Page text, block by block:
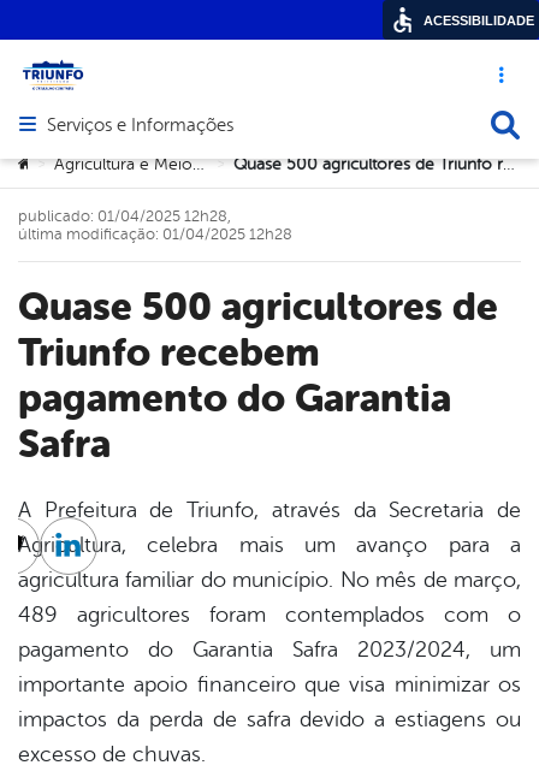
Acesso
Abrir menu principal de navegação
Serviços e Informações
Você está aqui:
> Agricultura e Meio Ambiente > Quase 500 agricultores de Triunfo recebem pagamento do Garantia Safra
Quase 500 agricultores de
Triunfo recebem
pagamento do Garantia
Safra
publicado: 01/04/2025 12h28,
última modificação: 01/04/2025 12h28
A Prefeitura de Triunfo, através da Secretaria de
Agricultura, celebra mais um avanço para a
agricultura familiar do município. No mês de março,
489 agricultores foram contemplados com o
pagamento do Garantia Safra 2023/2024, um
importante apoio financeiro que visa minimizar os
impactos da perda de safra devido a estiagens ou
excesso de chuvas.
TwitterLinkedin
ACESSIBILIDADE